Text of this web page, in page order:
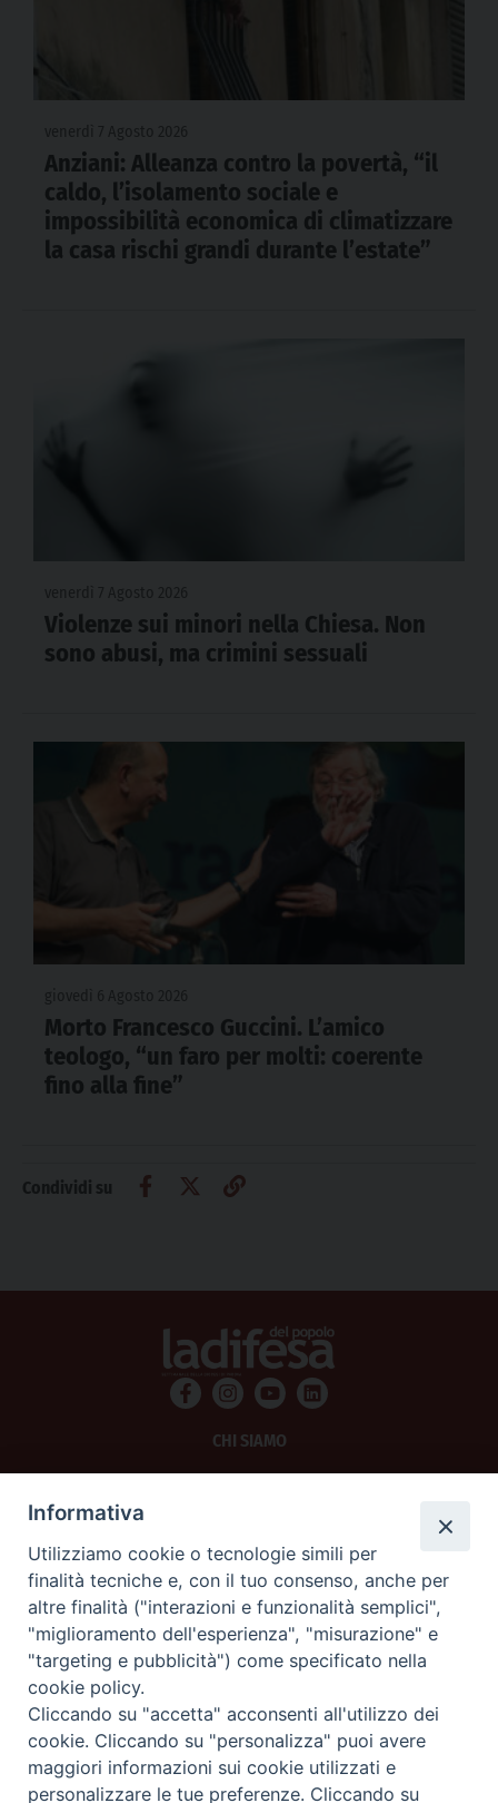
Anziani: Alleanza contro la povertà, “il
caldo, l’isolamento sociale e
impossibilità economica di climatizzare
la casa rischi grandi durante l’estate”
Violenze sui minori nella Chiesa. Non
sono abusi, ma crimini sessuali
Morto Francesco Guccini. L’amico
teologo, “un faro per molti: coerente
fino alla fine”
Condividi su
CHI SIAMO
SCRIVICI
La Difesa srl - P.iva 05125420280
La Difesa del Popolo percepisce i contributi pubblici all'editoria.
La Difesa del Popolo, tramite la Fisc (Federazione Italiana Settimanali Cattolici)
ha aderito allo IAP (Istituto dell'Autodisciplina Pubblicitaria) accettando il Codice
di Autodisciplina della Comunicazione Commerciale.
La Difesa del Popolo è una testata registrata presso il Tribunale di Padova
decreto del 15 giugno 1950 al n. 37 del registro periodici.
Informativa
Utilizziamo cookie o tecnologie simili per
finalità tecniche e, con il tuo consenso, anche per
altre finalità ("interazioni e funzionalità semplici",
"miglioramento dell'esperienza", "misurazione" e
"targeting e pubblicità") come specificato nella
cookie policy.
Cliccando su "accetta" acconsenti all'utilizzo dei
cookie. Cliccando su "personalizza" puoi avere
maggiori informazioni sui cookie utilizzati e
personalizzare le tue preferenze. Cliccando su